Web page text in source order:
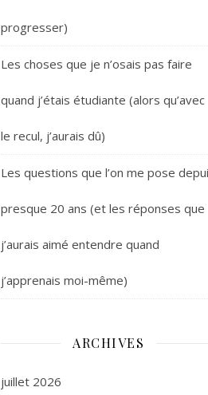
progresser)
Les choses que je n’osais pas faire
quand j’étais étudiante (alors qu’avec
le recul, j’aurais dû)
Les questions que l’on me pose
presque 20 ans (et les réponses que
j’aurais aimé entendre quand
j’apprenais moi-même)
ARCHIVES
juillet 2026